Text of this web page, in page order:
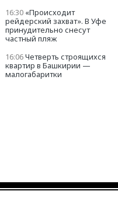
16:30 «Происходит
рейдерский захват». В Уфе
принудительно снесут
частный пляж
16:06Четверть строящихся
квартир в Башкирии —
малогабаритки